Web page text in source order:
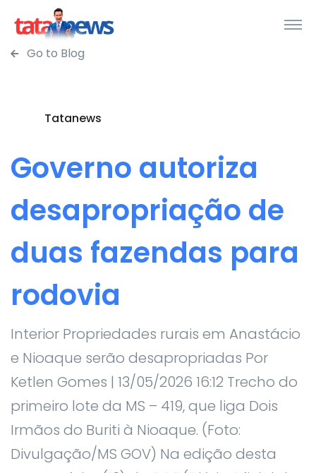
Go to Blog
Tatanews
Governo autoriza
desapropriação de
duas fazendas para
rodovia
Interior Propriedades rurais em Anastácio
e Nioaque serão desapropriadas Por
Ketlen Gomes | 13/05/2026 16:12 Trecho do
primeiro lote da MS – 419, que liga Dois
Irmãos do Buriti à Nioaque. (Foto:
Divulgação/MS GOV) Na edição desta